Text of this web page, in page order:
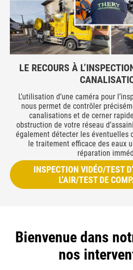
LE RECOURS À
L’utilisation d’une caméra pour
nous permet de contrôler
canalisations et de cerner
obstruction de votre réseau
également détecter les éventuelles
le traitement efficace des eaux
réparation
INSPECTION VIDÉO/TEST
L’AIR/TEST DE
Bienvenue dans
nos